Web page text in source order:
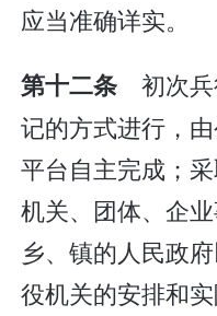
应当准确详实。
第十二条初次
记的方式进行，
平台自主完成；
机关、团体、企
乡、镇的人民政
役机关的安排和